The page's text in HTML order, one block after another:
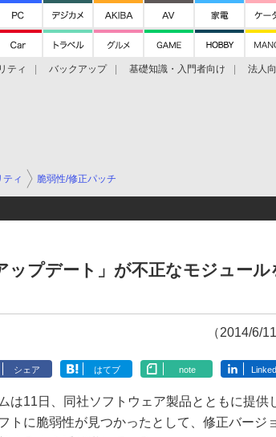
ティ バックアップ 基礎知識・入門者向け 法人
ティ 脆弱性/修正パッチ
ップデート」が不正なモジュール
（2014/6/
シェア はてブ note
は11日、同社ソフトウェア製品とともに提供
トに脆弱性が見つかったとして、修正バージ